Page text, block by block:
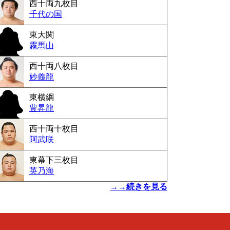
西十両九枚目
千代の国
東大関
霧馬山
西十両八枚目
妙義龍
東横綱
豊昇龍
西十両十枚目
阿武咲
東幕下三枚目
英乃海
→→続きを見る